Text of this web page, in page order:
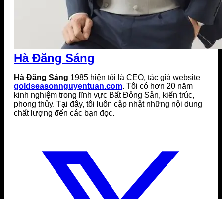
Hà Đăng Sáng
Hà Đăng Sáng 1985 hiện tôi là CEO, tác giả website
goldseasonnguyentuan.com. Tôi có hơn 20 năm
kinh nghiệm trong lĩnh vực Bất Đông Sản, kiến trúc,
phong thủy. Tại đây, tôi luôn cập nhật những nội dung
chất lượng đến các bạn đọc.